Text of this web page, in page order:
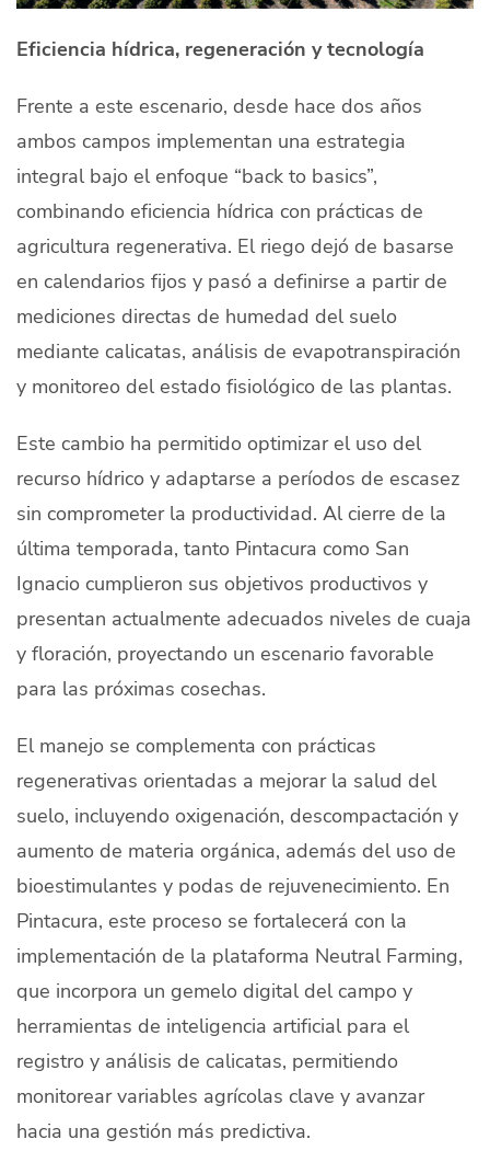
Eficiencia hídrica, regeneración y tecnología
Frente a este escenario, desde hace dos años
ambos campos implementan una estrategia
integral bajo el enfoque “back to basics”,
combinando eficiencia hídrica con prácticas de
agricultura regenerativa. El riego dejó de basarse
en calendarios fijos y pasó a definirse a partir de
mediciones directas de humedad del suelo
mediante calicatas, análisis de evapotranspiración
y monitoreo del estado fisiológico de las plantas.
Este cambio ha permitido optimizar el uso del
recurso hídrico y adaptarse a períodos de escasez
sin comprometer la productividad. Al cierre de la
última temporada, tanto Pintacura como San
Ignacio cumplieron sus objetivos productivos y
presentan actualmente adecuados niveles de cuaja
y floración, proyectando un escenario favorable
para las próximas cosechas.
El manejo se complementa con prácticas
regenerativas orientadas a mejorar la salud del
suelo, incluyendo oxigenación, descompactación y
aumento de materia orgánica, además del uso de
bioestimulantes y podas de rejuvenecimiento. En
Pintacura, este proceso se fortalecerá con la
implementación de la plataforma Neutral Farming,
que incorpora un gemelo digital del campo y
herramientas de inteligencia artificial para el
registro y análisis de calicatas, permitiendo
monitorear variables agrícolas clave y avanzar
hacia una gestión más predictiva.